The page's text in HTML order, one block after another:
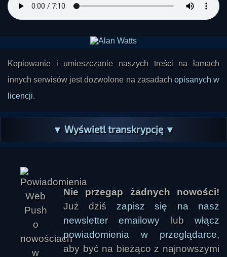
jednak tłumaczyć je jako akt gniewu mściwego
Boga, naukowcy twierdzą, że plagi te można
przypisać serii zjawisk przyrodniczych
które wydarzyły się tysiące kilometrów dalej.
Kopiowanie i umieszczanie naszych treści na łamach
innych serwisów jest dozwolone na zasadach opisanych w
licencji.
▼ Wyświetl transkrypcję ▼
Nie przegap żadnych nowości!
Już dziś zapisz się na nasz
newsletter emailowy lubwłącz
powiadomienia w przeglądarce,
aby być na bieżąco z najnowszymi